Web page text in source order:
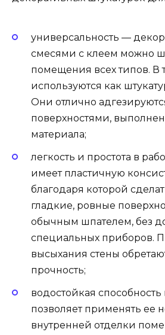
универсальность —
смесями с клеем можно
помещения всех типов. В
используются как
Они отлично
поверхностями,
материала;
легкость и простота в
имеет пластичную
благодаря которой
гладкие, ровные
обычным шпателем, без
специальных приборов.
высыхания стены
прочность;
водостойкая
позволяет применять ее
внутренней отделки